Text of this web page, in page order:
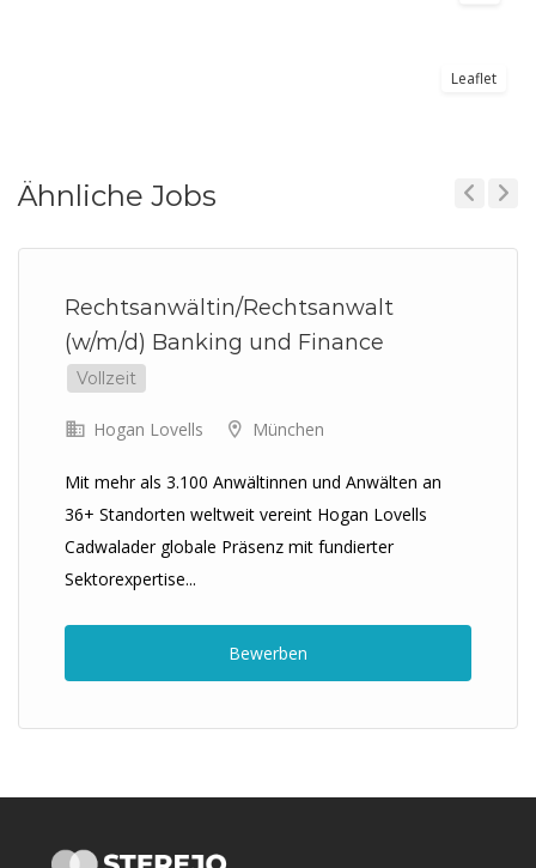
Leaflet
Ähnliche Jobs
Rechtsanwältin/Rechtsanwalt
(w/m/d) Banking und Finance
Vollzeit
Hogan Lovells München
Mit mehr als 3.100 Anwältinnen und Anwälten an
36+ Standorten weltweit vereint Hogan Lovells
Cadwalader globale Präsenz mit fundierter
Sektorexpertise...
Bewerben